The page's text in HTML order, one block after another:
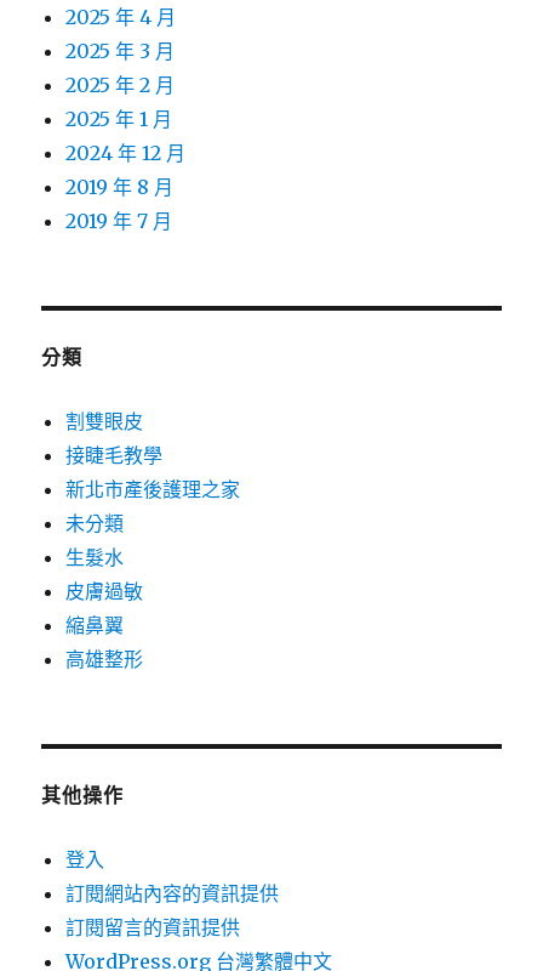
2025 年 4 月
2025 年 3 月
2025 年 2 月
2025 年 1 月
2024 年 12 月
2019 年 8 月
2019 年 7 月
分類
割雙眼皮
接睫毛教學
新北市產後護理之家
未分類
生髮水
皮膚過敏
縮鼻翼
高雄整形
其他操作
登入
訂閱網站內容的資訊提供
訂閱留言的資訊提供
WordPress.org 台灣繁體中文